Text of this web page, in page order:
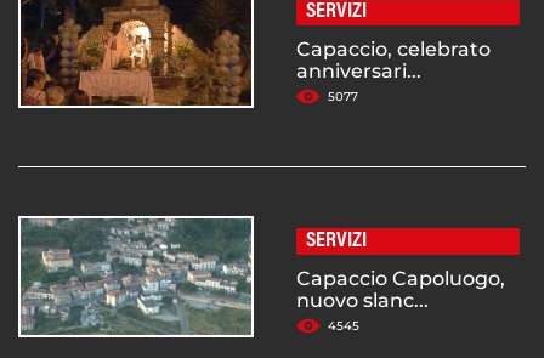
SERVIZI
Capaccio, celebrato
anniversari...
5077
SERVIZI
Capaccio Capoluogo,
nuovo slanc...
4545